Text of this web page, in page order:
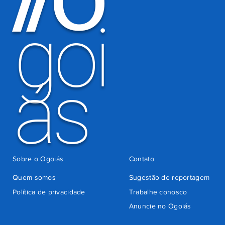
indevida do
Detran-GO
goi
ás
Quem somos
Sugestão de reportagem
Trabalhe conosco
Política de privacidade
Anuncie no Ogoiás
Contato
Sobre o Ogoiás